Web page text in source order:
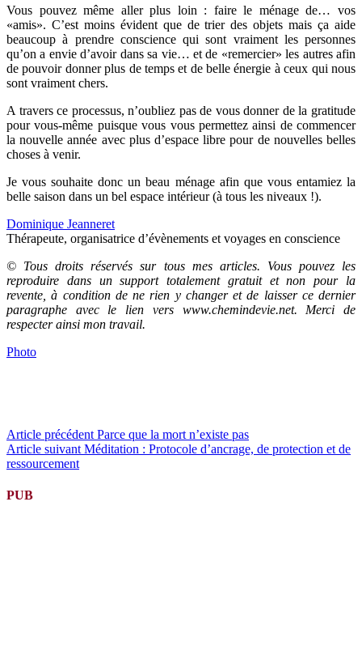
Vous pouvez même aller plus loin : faire le ménage de… vos
«amis». C’est moins évident que de trier des objets mais ça aide
beaucoup à prendre conscience qui sont vraiment les personnes
qu’on a envie d’avoir dans sa vie… et de «remercier» les autres afin
de pouvoir donner plus de temps et de belle énergie à ceux qui nous
sont vraiment chers.
A travers ce processus, n’oubliez pas de vous donner de la gratitude
pour vous-même puisque vous vous permettez ainsi de commencer
la nouvelle année avec plus d’espace libre pour de nouvelles belles
choses à venir.
Je vous souhaite donc un beau ménage afin que vous entamiez la
belle saison dans un bel espace intérieur (à tous les niveaux !).
Dominique Jeanneret
Thérapeute, organisatrice d’évènements et voyages en conscience
© Tous droits réservés sur tous mes articles. Vous pouvez les
reproduire dans un support totalement gratuit et non pour la
revente, à condition de ne rien y changer et de laisser ce dernier
paragraphe avec le lien vers www.chemindevie.net. Merci de
respecter ainsi mon travail.
Photo
Lire
la
Article précédent Parce que la mort n’existe pas
Article suivant Méditation : Protocole d’ancrage, de protection et de
ressourcement
PUB